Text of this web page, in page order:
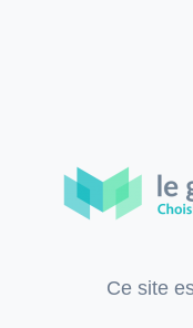
Ce site